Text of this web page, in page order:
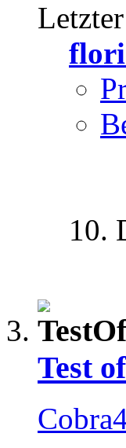
10.
Test